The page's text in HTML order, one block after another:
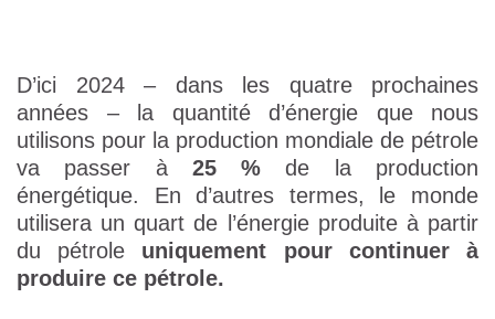
D’ici 2024 – dans les quatre prochaines
années – la quantité d’énergie que nous
utilisons pour la production mondiale de pétrole
va passer à 25 % de la production
énergétique. En d’autres termes, le monde
utilisera un quart de l’énergie produite à partir
du pétrole uniquement pour continuer à
produire ce pétrole.